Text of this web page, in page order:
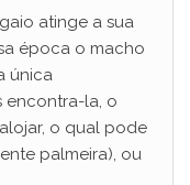
atinge a sua
época o macho
única
encontra-la, o
o qual pode
palmeira), ou